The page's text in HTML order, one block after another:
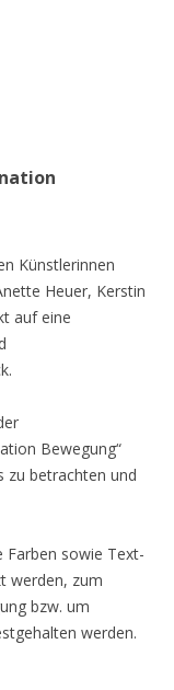
Künstlerinnen
Heuer, Kerstin
auf eine
Bewegung“
zu betrachten und
Farben sowie Text-
werden, zum
bzw. um
werden.